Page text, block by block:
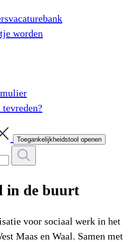
worden
Toegankelijkheidstool openen
in de buurt
voor sociaal werk in het
Maas en Waal. Samen met